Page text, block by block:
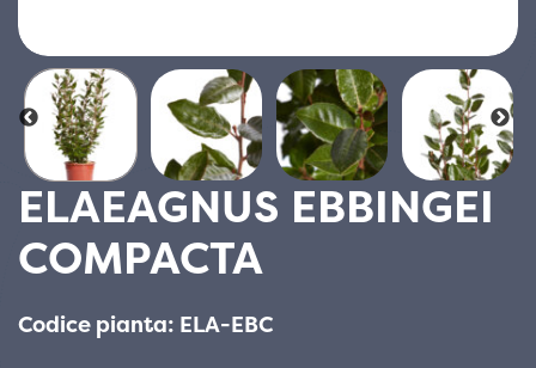
ELAEAGNUS EBBINGEI
COMPACTA
Codice pianta: ELA-EBC